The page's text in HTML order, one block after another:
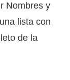
Nombres y
lista con
de la